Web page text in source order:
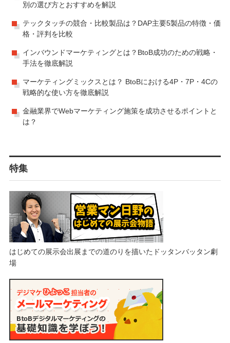
別の選び方とおすすめを解説
テックタッチの競合・比較製品は？DAP主要5製品の特徴・価
格・評判を比較
インバウンドマーケティングとは？BtoB成功のための戦略・
手法を徹底解説
マーケティングミックスとは？ BtoBにおける4P・7P・4Cの
戦略的な使い方を徹底解説
金融業界でWebマーケティング施策を成功させるポイントと
は？
特集
はじめての展示会出展までの道のりを描いたドッタンバッタン劇
場